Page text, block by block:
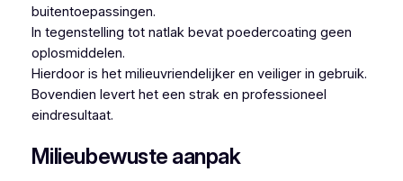
buitentoepassingen.
In tegenstelling tot natlak bevat poedercoating geen
oplosmiddelen.
Hierdoor is het milieuvriendelijker en veiliger in gebruik.
Bovendien levert het een strak en professioneel
eindresultaat.
Milieubewuste aanpak